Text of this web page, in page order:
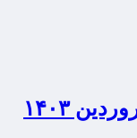
۱۴۰۳